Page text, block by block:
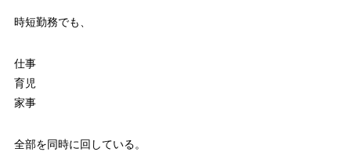
時短勤務でも、
仕事
育児
家事
全部を同時に回している。